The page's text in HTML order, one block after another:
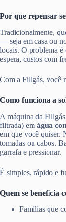
Por que repensar
Tradicionalmente,
— seja em casa ou
locais. O problema é
espera, custos com
Com a Fillgás, você
Como funciona a
A máquina da
filtrada) em água
em que você quiser.
tomadas ou cabos.
garrafa e pressionar.
É simples, rápido e
Quem se beneficia
Famílias que